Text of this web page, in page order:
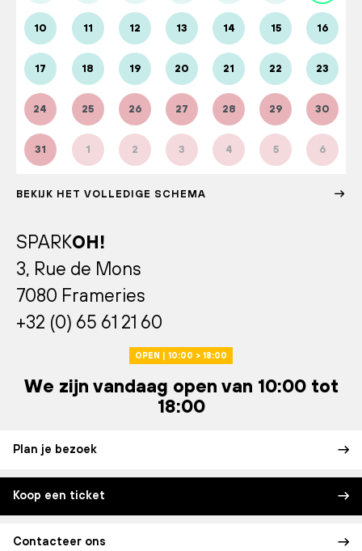
10 11 12 13 14 15 16
17 18 19 20 21 22 23
24 25 26 27 28 29 30
31 1 2 3 4 5 6
BEKIJK HET VOLLEDIGE SCHEMA
SPARKOH!
3, Rue de Mons
7080 Frameries
+32 (0) 65 61 21 60
OPEN | 10:00 > 18:00
We zijn vandaag open van 10:00 tot
18:00
Plan je bezoek
Koop een ticket
Contacteer ons